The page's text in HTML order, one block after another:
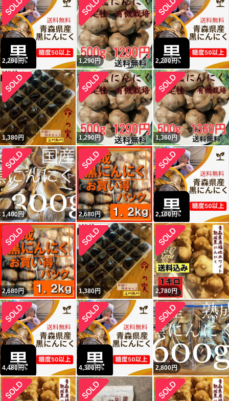
2,290円 1,290円 2,200円
1,380円 1,290円 1,360円
1,400円 2,680円 2,100円
2,680円 1,380円 2,780円
4,480円 4,300円 2,800円